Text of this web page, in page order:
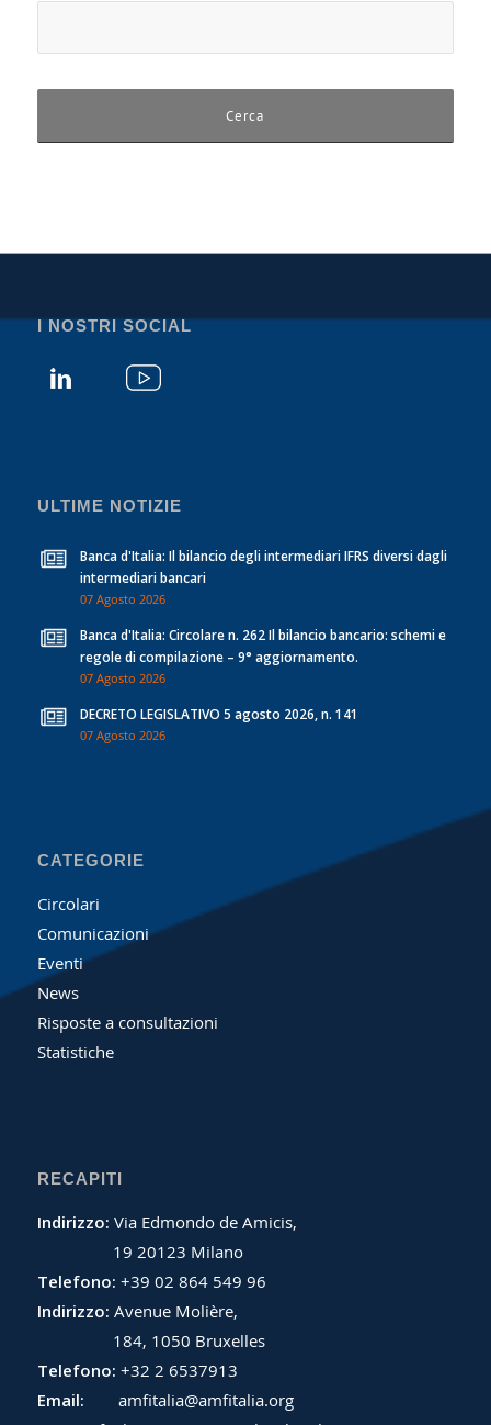
I NOSTRI SOCIAL
ULTIME NOTIZIE
Banca d'Italia: Il bilancio degli intermediari IFRS diversi dagli
intermediari bancari
07 Agosto 2026
Banca d'Italia: Circolare n. 262 Il bilancio bancario: schemi e
regole di compilazione – 9° aggiornamento.
07 Agosto 2026
DECRETO LEGISLATIVO 5 agosto 2026, n. 141
07 Agosto 2026
CATEGORIE
Circolari
Comunicazioni
Eventi
News
Risposte a consultazioni
Statistiche
RECAPITI
Indirizzo: Via Edmondo de Amicis,
19 20123 Milano
Telefono: +39 02 864 549 96
Indirizzo: Avenue Molière,
184, 1050 Bruxelles
Telefono: +32 2 6537913
Email:
amfitalia@amfitalia.org